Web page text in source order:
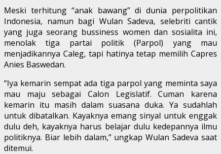
Meski terhitung “anak bawang” di dunia perpolitikan
Indonesia, namun bagi Wulan Sadeva, selebriti cantik
yang juga seorang bussiness women dan sosialita ini,
menolak tiga partai politik (Parpol) yang mau
menjadikannya Caleg, tapi hatinya tetap memilih Capres
Anies Baswedan.
“Iya kemarin sempat ada tiga parpol yang meminta saya
mau maju sebagai Calon Legislatif. Cuman karena
kemarin itu masih dalam suasana duka. Ya sudahlah
untuk dibatalkan. Kayaknya emang sinyal untuk enggak
dulu deh, kayaknya harus belajar dulu kedepannya ilmu
politiknya. Biar lebih dalam,” ungkap Wulan Sadeva saat
ditemui.